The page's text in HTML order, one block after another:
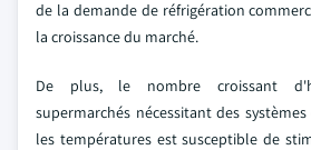
de la demande de réfrigération
la croissance du marché.
De plus, le nombre croissant
supermarchés nécessitant des
les températures est susceptible de